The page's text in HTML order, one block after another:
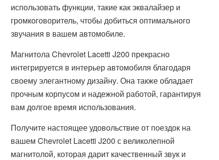
использовать функции, такие как эквалайзер и
громкоговоритель, чтобы добиться оптимального
звучания в вашем автомобиле.
Магнитола Chevrolet Lacetti J200 прекрасно
интегрируется в интерьер автомобиля благодаря
своему элегантному дизайну. Она также обладает
прочным корпусом и надежной работой, гарантируя
вам долгое время использования.
Получите настоящее удовольствие от поездок на
вашем Chevrolet Lacetti J200 с великолепной
магнитолой, которая дарит качественный звук и